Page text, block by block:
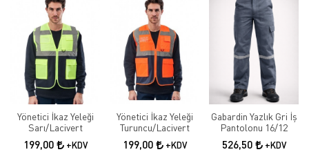
Yönetici İkaz Yeleği
Sarı/Lacivert
199,00 +KDV
Yönetici İkaz Yeleği
Turuncu/Lacivert
199,00 +KDV
Gabardin Yazlık Gri İş
Pantolonu 16/12
526,50 +KDV